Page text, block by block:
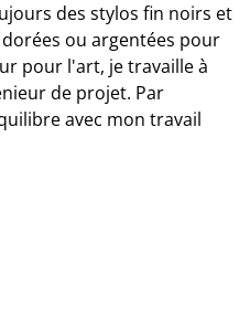
des stylos fin noirs et
ou argentées pour
pour l'art, je travaille à
de projet. Par
avec mon travail